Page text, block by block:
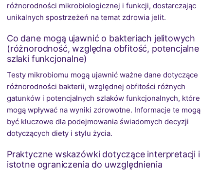
różnorodności mikrobiologicznej i funkcji, dostarczając
unikalnych spostrzeżeń na temat zdrowia jelit.
Co dane mogą ujawnić o bakteriach jelitowych
(różnorodność, względna obfitość, potencjalne
szlaki funkcjonalne)
Testy mikrobiomu mogą ujawnić ważne dane dotyczące
różnorodności bakterii, względnej obfitości różnych
gatunków i potencjalnych szlaków funkcjonalnych, które
mogą wpływać na wyniki zdrowotne. Informacje te mogą
być kluczowe dla podejmowania świadomych decyzji
dotyczących diety i stylu życia.
Praktyczne wskazówki dotyczące interpretacji i
istotne ograniczenia do uwzględnienia